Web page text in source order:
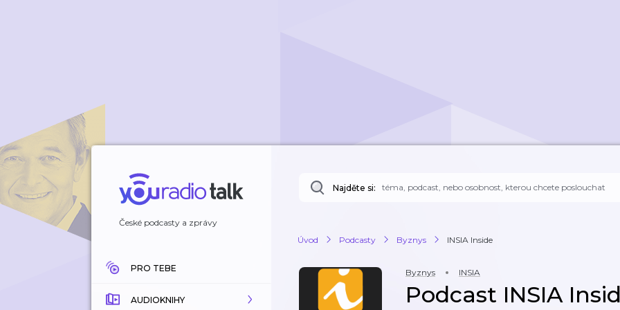
České podcasty a zprávy
PRO TEBE
AUDIOKNIHY
Najděte si:
Úvod Podcasty Byznys INSIA Inside
Byznys INSIA
Podcast INSIA